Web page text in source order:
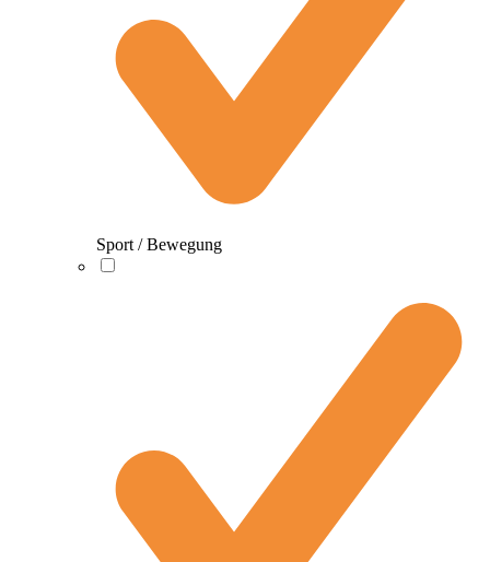
Sport / Bewegung